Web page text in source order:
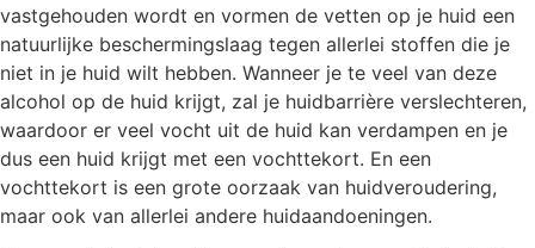
vastgehouden wordt en vormen de vetten op je huid een
natuurlijke beschermingslaag tegen allerlei stoffen die je
niet in je huid wilt hebben. Wanneer je te veel van deze
alcohol op de huid krijgt, zal je huidbarrière verslechteren,
waardoor er veel vocht uit de huid kan verdampen en je
dus een huid krijgt met een vochttekort. En een
vochttekort is een grote oorzaak van huidveroudering,
maar ook van allerlei andere huidaandoeningen.